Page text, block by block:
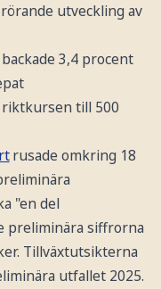
utveckling av
backade 3,4 procent
till 500
rusade omkring 18
"en del
preliminära siffrorna
Tillväxtutsikterna
utfallet 2025.